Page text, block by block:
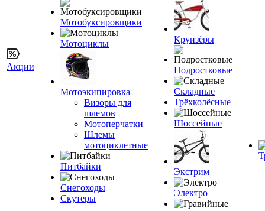
Акции
Мотобуксировщики
Мотоциклы
Мотоэкипировка
Визоры для
шлемов
Мотоперчатки
Шлемы
мотоциклетные
Питбайки
Снегоходы
Скутеры
Круизёры
Подростковые
Складные
Трёхколёсные
Шоссейные
Экстрим
Электро